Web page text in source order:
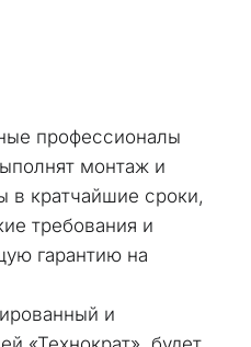
профессионалы
монтаж и
в кратчайшие сроки,
требования и
гарантию на
и